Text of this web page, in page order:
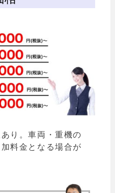
り。車両・重機の
料金となる場合が